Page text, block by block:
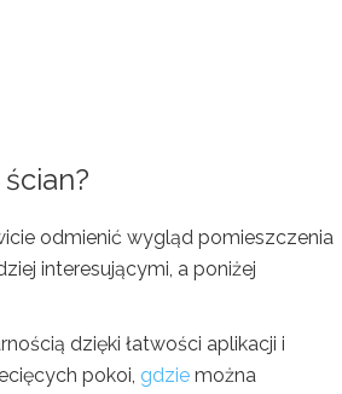
odmienić wygląd pomieszczenia
interesującymi, a poniżej
dzięki łatwości aplikacji i
pokoi, gdzie można